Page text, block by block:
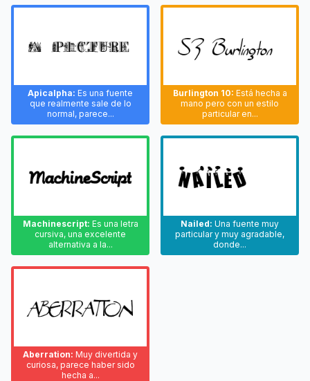
Apicalpha: Es una fuente
que realmente sale de lo
normal, parece...
Burlington 10: Está hecha a
mano pero con un estilo
particular en...
Machinescript: Es una letra
cursiva, una excelente
alternativa a la...
Nailed: Una fuente muy
particular y muy agradable,
donde...
Aberration: Muy divertida y
curiosa, parece haber sido
hecha a...